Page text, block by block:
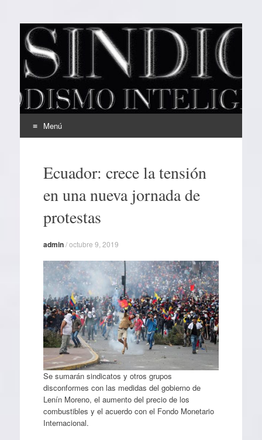
EL SINDICAL
Periodismo Inteligente
Menú
contenidoEcuador: crece la tensión
en una nueva jornada de
protestas
admin/octubre 9, 2019
Se sumarán sindicatos y otros grupos
disconformes con las medidas del gobierno de
Lenín Moreno, el aumento del precio de los
combustibles y el acuerdo con el Fondo Monetario
Internacional.